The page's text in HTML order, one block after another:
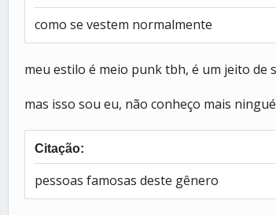
como se vestem normalmente
meu estilo é meio punk tbh, é um jeito de
mas isso sou eu, não conheço mais
Citação:
pessoas famosas deste gênero